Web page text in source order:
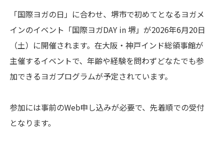
「国際ヨガの日」に合わせ、堺市で初めてとなるヨガメ
インのイベント「国際ヨガDAY in 堺」が2026年6月20日
（土）に開催されます。在大阪・神戸インド総領事館が
主催するイベントで、年齢や経験を問わずどなたでも参
加できるヨガプログラムが予定されています。
参加には事前のWeb申し込みが必要で、先着順での受付
となります。